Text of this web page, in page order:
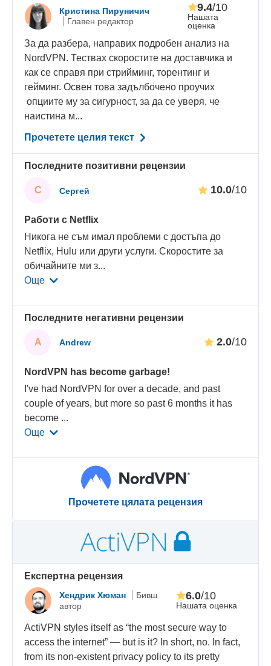
Кристина Пируничич
Главен редактор
Нашата
оценка
9.4/10
За да разбера, направих подробен анализ на
NordVPN. Тествах скоростите на доставчика и
как се справя при стрийминг, торентинг и
гейминг. Освен това задълбочено проучих
опциите му за сигурност, за да се уверя, че
наистина м...
Прочетете целия текст
Последните позитивни рецензии
С Сергей 10.0/10
Работи с Netflix
Никога не съм имал проблеми с достъпа до
Netflix, Hulu или други услуги. Скоростите за
обичайните ми з...
Още
Последните негативни рецензии
A Andrew 2.0/10
NordVPN has become garbage!
I've had NordVPN for over a decade, and past
couple of years, but more so past 6 months it has
become ...
Още
Прочетете цялата рецензия
Eкспертна рецензия
Хендрик Хюман
Бивш
автор
Нашата оценка
6.0/10
ActiVPN styles itself as “the most secure way to
access the internet” — but is it? In short, no. In fact,
from its non-existent privacy policy to its pretty